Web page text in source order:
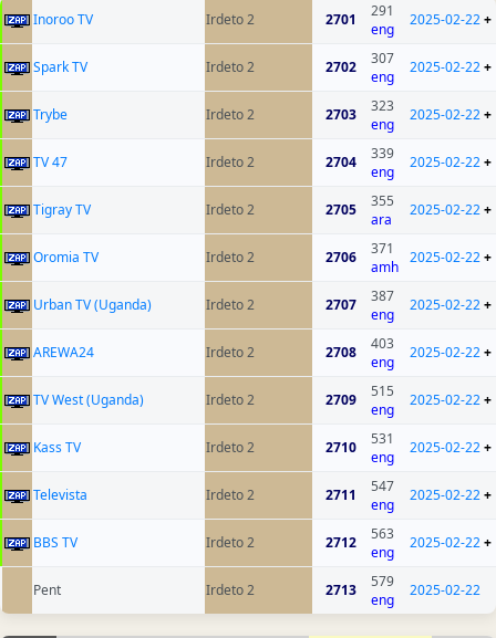
Inoroo TV Irdeto 2 2701
291
eng
2025-02-22+
Spark TV Irdeto 2 2702
307
eng
2025-02-22+
Trybe Irdeto 2 2703
323
eng
2025-02-22+
TV 47 Irdeto 2 2704
339
eng
2025-02-22+
Tigray TV Irdeto 2 2705
355
ara
2025-02-22+
Oromia TV Irdeto 2 2706
371
amh
2025-02-22+
Urban TV (Uganda) Irdeto 2 2707
387
eng
2025-02-22+
AREWA24 Irdeto 2 2708
403
eng
2025-02-22+
TV West (Uganda) Irdeto 2 2709
515
eng
2025-02-22+
Kass TV Irdeto 2 2710
531
eng
2025-02-22+
Televista Irdeto 2 2711
547
eng
2025-02-22+
BBS TV Irdeto 2 2712
563
eng
2025-02-22+
Pent Irdeto 2 2713
579
eng
2025-02-22